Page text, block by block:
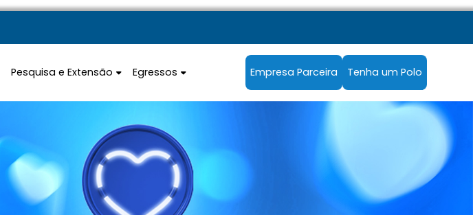
Pesquisa e Extensão Egressos Empresa Parceira Tenha um Polo